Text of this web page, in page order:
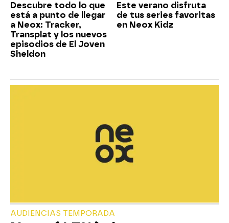
Descubre todo lo que
está a punto de llegar
a Neox: Tracker,
Transplat y los nuevos
episodios de El Joven
Sheldon
Este verano disfruta
de tus series favoritas
en Neox Kidz
AUDIENCIAS TEMPORADA